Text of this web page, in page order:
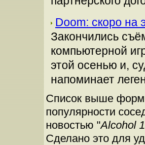
Doom: скоро на
Закончились
компьютерной
этой осенью и,
напоминает
Список выше
популярности
новостью "Alcohol
Сделано это для